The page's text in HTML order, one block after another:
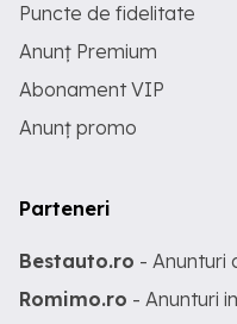
Puncte de fidelitate
Anunț Premium
Abonament VIP
Anunț promo
Parteneri
Bestauto.ro - Anunturi
Romimo.ro - Anunturi